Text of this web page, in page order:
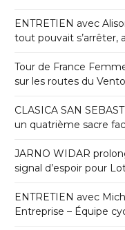
ENTRETIEN avec
tout pouvait s’arrêter,
Tour de France
sur les routes du
CLASICA SAN
un quatrième sacre
JARNO WIDAR
signal d’espoir pour
ENTRETIEN avec
Entreprise – Équipe